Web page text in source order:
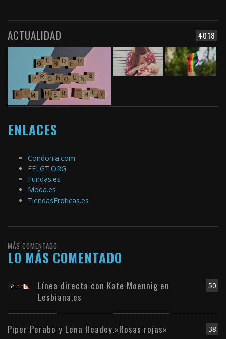
4018
ACTUALIDAD
ENLACES
Condonia.com
FELGT.ORG
Fundas.es
Moda.es
TiendasEroticas.es
MÁS COMENTADO
LO MÁS COMENTADO
50
Línea directa con Kate Moennig en
Lesbiana.es
38
Piper Perabo y Lena Headey.»Rosas rojas»